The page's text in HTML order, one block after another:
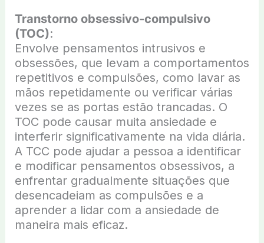
Transtorno obsessivo-compulsivo
(TOC):
Envolve pensamentos intrusivos e
obsessões, que levam a comportamentos
repetitivos e compulsões, como lavar as
mãos repetidamente ou verificar várias
vezes se as portas estão trancadas. O
TOC pode causar muita ansiedade e
interferir significativamente na vida diária.
A TCC pode ajudar a pessoa a identificar
e modificar pensamentos obsessivos, a
enfrentar gradualmente situações que
desencadeiam as compulsões e a
aprender a lidar com a ansiedade de
maneira mais eficaz.